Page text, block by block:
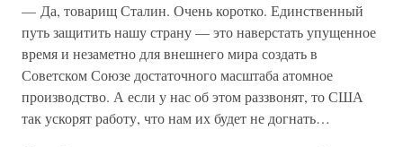
— Да, товарищ Сталин. Очень коротко. Единственный
путь защитить нашу страну — это наверстать упущенное
время и незаметно для внешнего мира создать в
Советском Союзе достаточного масштаба атомное
производство. А если у нас об этом раззвонят, то США
так ускорят работу, что нам их будет не догнать…